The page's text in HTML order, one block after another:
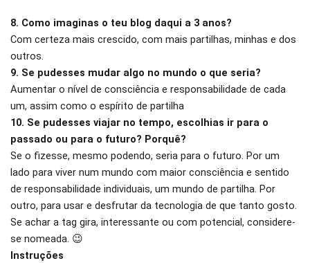
8. Como imaginas o teu blog daqui a 3 anos?
Com certeza mais crescido, com mais partilhas, minhas e dos
outros.
9. Se pudesses mudar algo no mundo o que seria?
Aumentar o nível de consciência e responsabilidade de cada
um, assim como o espírito de partilha
10. Se pudesses viajar no tempo, escolhias ir para o
passado ou para o futuro? Porquê?
Se o fizesse, mesmo podendo, seria para o futuro. Por um
lado para viver num mundo com maior consciência e sentido
de responsabilidade individuais, um mundo de partilha. Por
outro, para usar e desfrutar da tecnologia de que tanto gosto.
Se achar a tag gira, interessante ou com potencial, considere-
se nomeada. 😉
Instruções